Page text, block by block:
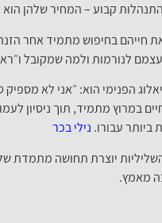
התנהלות קבוע – המחיר שלהן
חייהם בחיפוש מתמיד אחר הזנה
לנורמות ולמה שמקובל
הפנימי הוא: ״אני לא
במרוץ מתמיד, תוך ניסיון
ביותר עבורו. נילי בכר
יוצרת תחושה מתמדת
מאמץ.